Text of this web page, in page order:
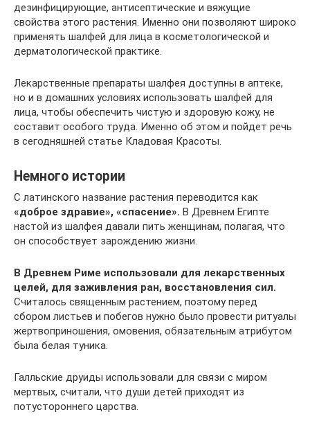
дезинфицирующие, антисептические и вяжущие
свойства этого растения. Именно они позволяют широко
применять шалфей для лица в косметологической и
дерматологической практике.
Лекарственные препараты шалфея доступны в аптеке,
но и в домашних условиях использовать шалфей для
лица, чтобы обеспечить чистую и здоровую кожу, не
составит особого труда. Именно об этом и пойдет речь
в сегодняшней статье Кладовая Красоты.
Немного истории
С латинского название растения переводится как
«доброе здравие», «спасение». В Древнем Египте
настой из шалфея давали пить женщинам, полагая, что
он способствует зарождению жизни.
В Древнем Риме использовали для лекарственных
целей, для заживления ран, восстановления сил.
Считалось священным растением, поэтому перед
сбором листьев и побегов нужно было провести ритуалы
жертвоприношения, омовения, обязательным атрибутом
была белая туника.
Галльские друиды использовали для связи с миром
мертвых, считали, что души детей приходят из
потустороннего царства.